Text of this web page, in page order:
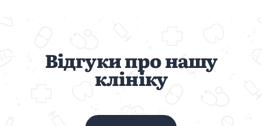
Відгуки про нашу
клініку